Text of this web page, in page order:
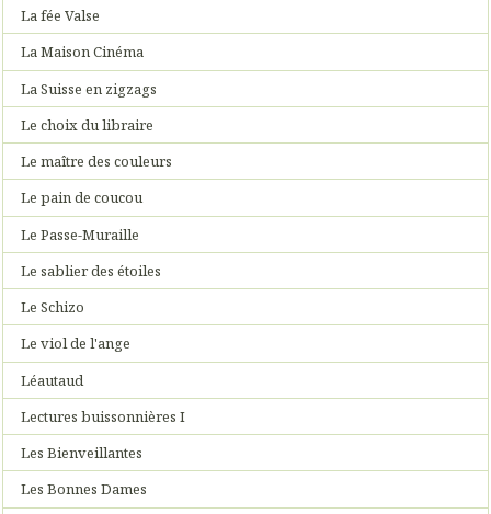
La fée Valse
La Maison Cinéma
La Suisse en zigzags
Le choix du libraire
Le maître des couleurs
Le pain de coucou
Le Passe-Muraille
Le sablier des étoiles
Le Schizo
Le viol de l'ange
Léautaud
Lectures buissonnières I
Les Bienveillantes
Les Bonnes Dames